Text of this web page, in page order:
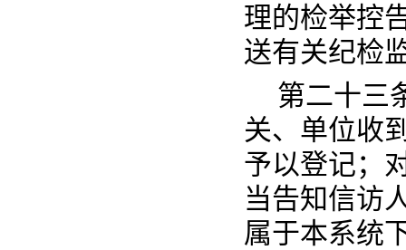
理的检举控
送有关纪检
第二十三
关、单位收
予以登记；
当告知信访
属于本系统